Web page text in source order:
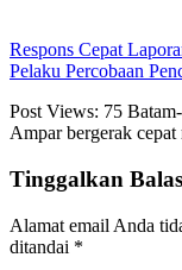
Respons Cepat
Pelaku Percobaan
Post Views: 75
Ampar bergerak
Tinggalkan
Alamat email Anda
ditandai *